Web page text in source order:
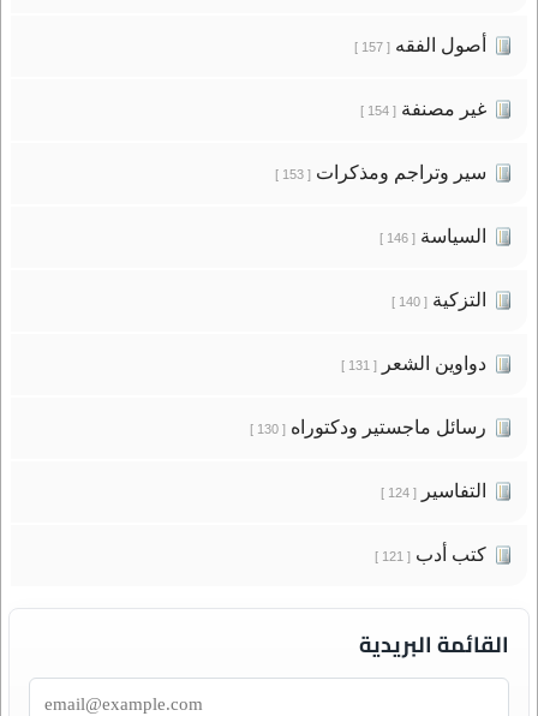
أصول الفقه[ 157 ]
غير مصنفة[ 154 ]
سير وتراجم ومذكرات[ 153 ]
السياسة[ 146 ]
التزكية[ 140 ]
دواوين الشعر[ 131 ]
رسائل ماجستير ودكتوراه[ 130 ]
التفاسير[ 124 ]
كتب أدب[ 121 ]
القائمة البريدية